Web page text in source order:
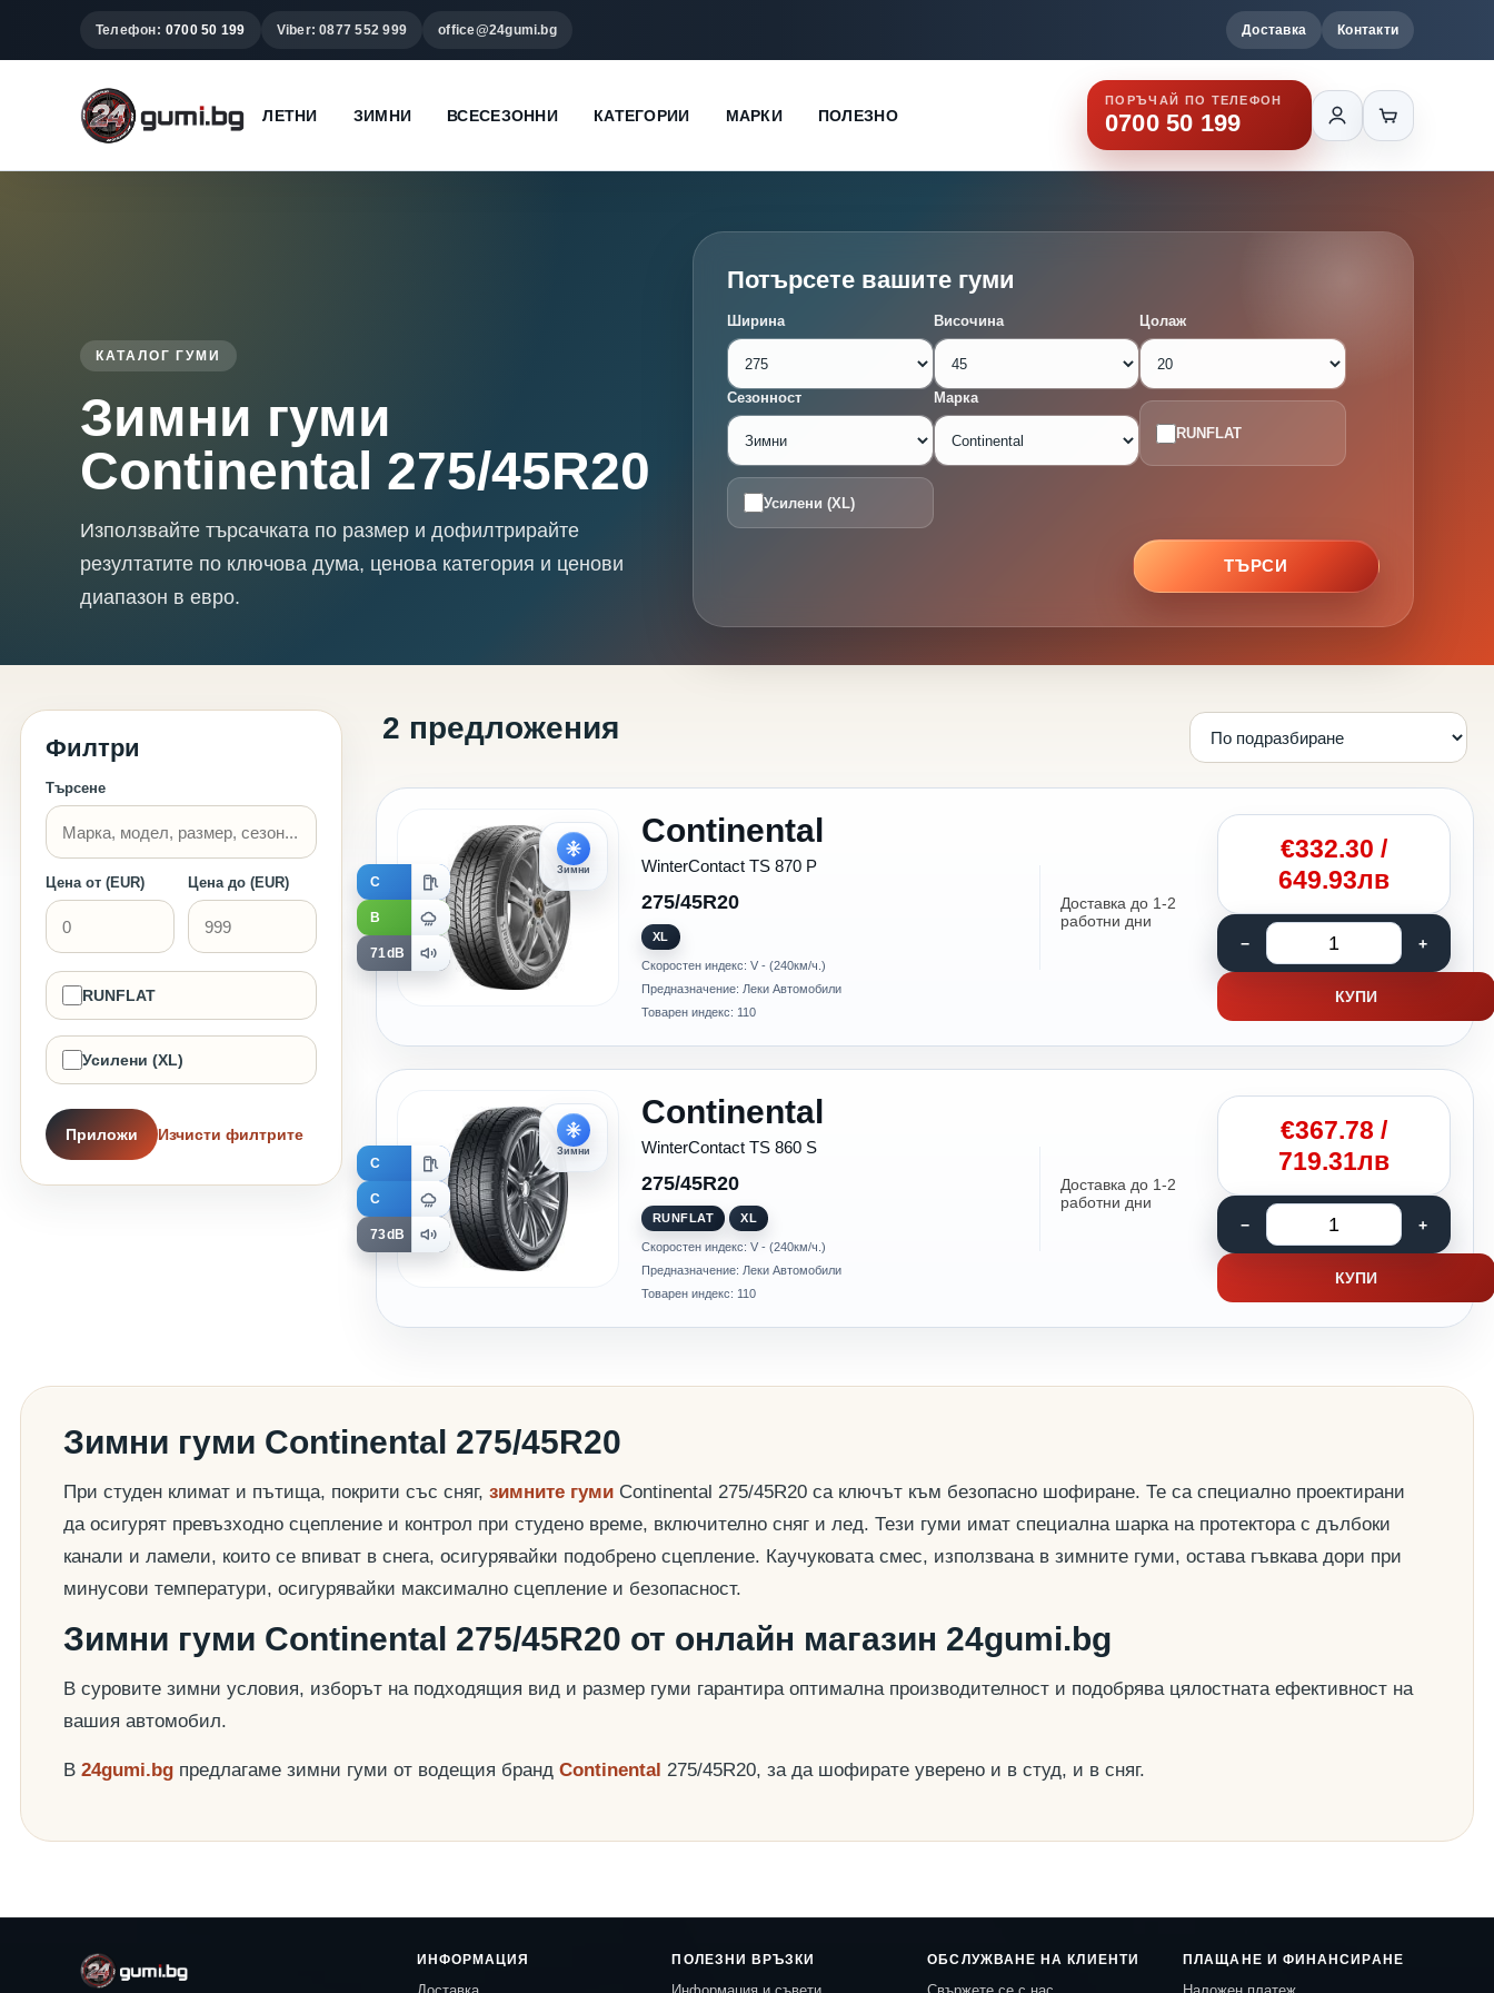
Телефон: 0700 50 199 Viber: 0877 552 999 office@24gumi.bg Доставка Контакти
ЛЕТНИ ЗИМНИ ВСЕСЕЗОННИ КАТЕГОРИИ МАРКИ ПОЛЕЗНО
ПОРЪЧАЙ ПО ТЕЛЕФОН
0700 50 199
КАТАЛОГ ГУМИ
Зимни гуми
Continental 275/45R20
Използвайте търсачката по размер и дофилтрирайте
резултатите по ключова дума, ценова категория и ценови
диапазон в евро.
Потърсете вашите гуми
Ширина Височина Цолаж
Сезонност Марка
RUNFLAT
Усилени (XL)
ТЪРСИ
Филтри
Търсене
Цена от (EUR) Цена до (EUR)
RUNFLAT
Усилени (XL)
Приложи Изчисти филтрите
2 предложения
Зимни
Continental
WinterContact TS 870 P
275/45R20
C
B
71dB
XL
Скоростен индекс: V - (240км/ч.)
Предназначение: Леки Автомобили
Товарен индекс: 110
Доставка до 1-2
работни дни
€332.30 /
649.93лв
КУПИ
Зимни
Continental
WinterContact TS 860 S
275/45R20
C
C
73dB
RUNFLAT XL
Скоростен индекс: V - (240км/ч.)
Предназначение: Леки Автомобили
Товарен индекс: 110
Доставка до 1-2
работни дни
€367.78 /
719.31лв
КУПИ
Зимни гуми Continental 275/45R20
При студен климат и пътища, покрити със сняг, зимните гуми Continental 275/45R20 са ключът към безопасно шофиране. Те са специално проектирани
да осигурят превъзходно сцепление и контрол при студено време, включително сняг и лед. Тези гуми имат специална шарка на протектора с дълбоки
канали и ламели, които се впиват в снега, осигурявайки подобрено сцепление. Каучуковата смес, използвана в зимните гуми, остава гъвкава дори при
минусови температури, осигурявайки максимално сцепление и безопасност.
Зимни гуми Continental 275/45R20 от онлайн магазин 24gumi.bg
В суровите зимни условия, изборът на подходящия вид и размер гуми гарантира оптимална производителност и подобрява цялостната ефективност на
вашия автомобил.
В 24gumi.bg предлагаме зимни гуми от водещия бранд Continental 275/45R20, за да шофирате уверено и в студ, и в сняг.
ИНФОРМАЦИЯ ПОЛЕЗНИ ВРЪЗКИ ОБСЛУЖВАНЕ НА КЛИЕНТИ ПЛАЩАНЕ И ФИНАНСИРАНЕ